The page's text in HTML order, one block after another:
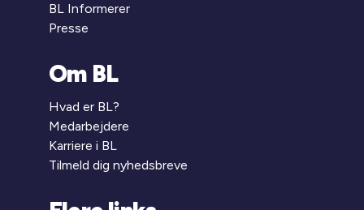
BL Informerer
Presse
Om BL
Hvad er BL?
Medarbejdere
Karriere i BL
Tilmeld dig nyhedsbreve